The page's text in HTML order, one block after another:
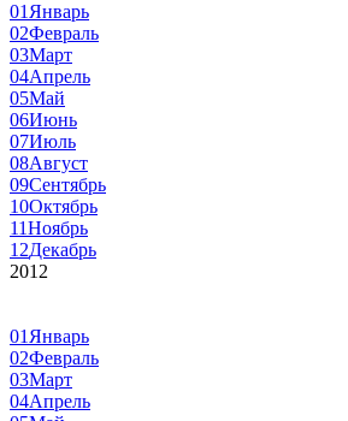
01 Январь
02Февраль
03Март
04Апрель
05Май
06Июнь
07Июль
08Август
09Сентябрь
10Октябрь
11Ноябрь
12Декабрь
2012
01 Январь
02Февраль
03Март
04Апрель